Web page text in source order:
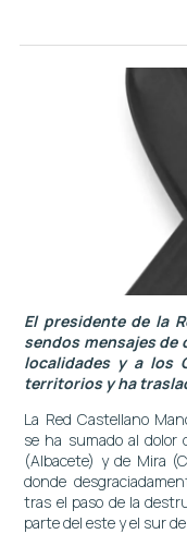
El presidente de la
sendos mensajes de
localidades y a los
territorios y ha
La Red Castellano
se ha sumado al
(Albacete) y de Mira
donde
tras el paso de la
parte del este y el sur de